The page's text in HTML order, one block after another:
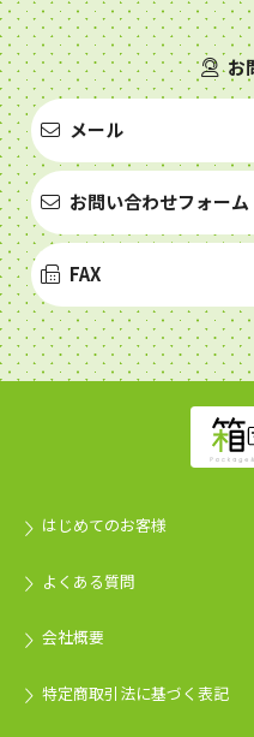
お
メール
お問い合わせフォーム
FAX
はじめてのお客様
よくある質問
会社概要
特定商取引法に基づく表記